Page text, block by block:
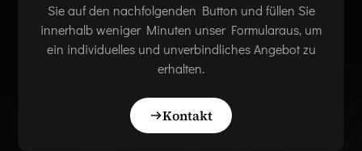
Sie auf den nachfolgenden Button und füllen Sie
innerhalb weniger Minuten unser Formularaus, um
ein individuelles und unverbindliches Angebot zu
erhalten.
Kontakt